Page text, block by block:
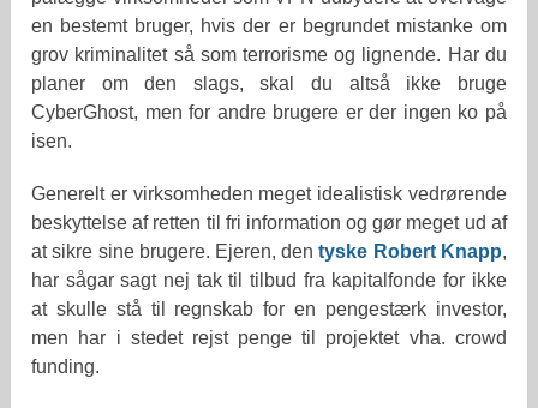
en bestemt bruger, hvis der er begrundet mistanke om
grov kriminalitet så som terrorisme og lignende. Har du
planer om den slags, skal du altså ikke bruge
CyberGhost, men for andre brugere er der ingen ko på
isen.
Generelt er virksomheden meget idealistisk vedrørende
beskyttelse af retten til fri information og gør meget ud af
at sikre sine brugere. Ejeren, dentyske Robert Knapp,
har sågar sagt nej tak til tilbud fra kapitalfonde for ikke
at skulle stå til regnskab for en pengestærk investor,
men har i stedet rejst penge til projektet vha. crowd
funding.